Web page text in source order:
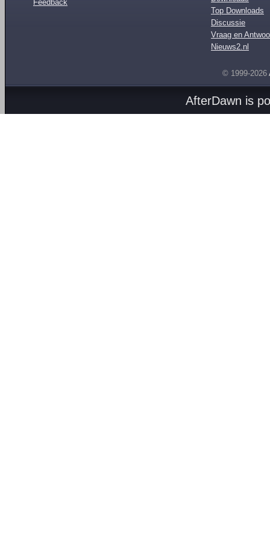
Feedback
Top Downloads
Discussie
Vraag en
Nieuws2.nl
© 1999-2026
AfterDawn is